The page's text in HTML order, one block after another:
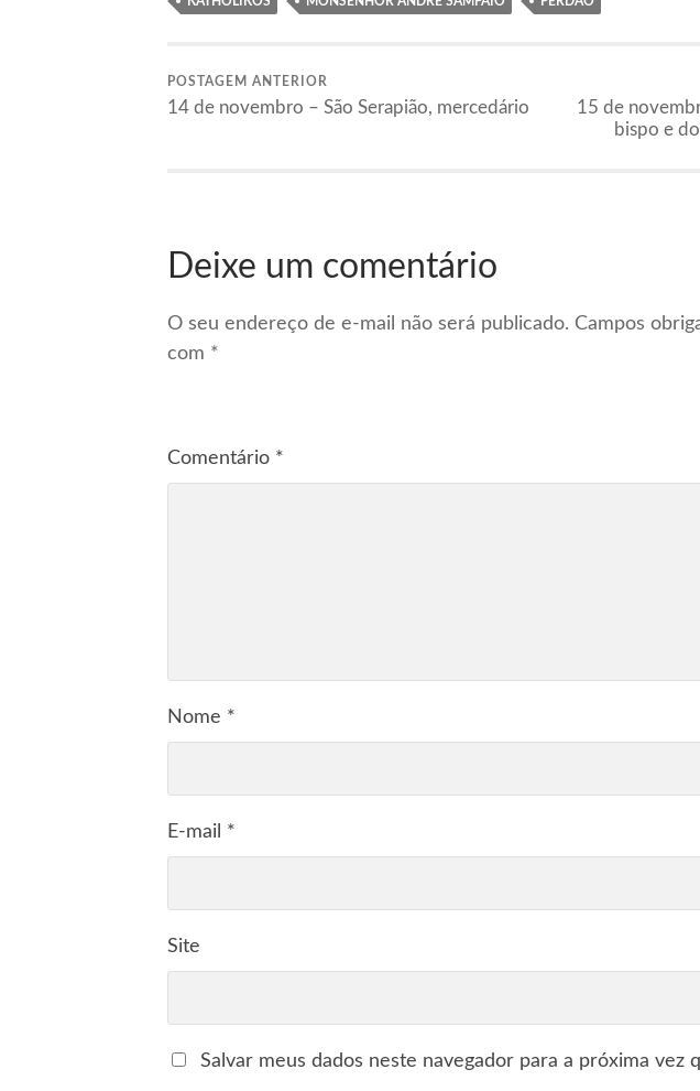
POSTAGEM ANTERIOR
14 de novembro – São Serapião, mercedário
15 de
bispo e
Deixe um comentário
O seu endereço de e-mail não será publicado. Campos
com *
Comentário *
Nome *
E-mail *
Site
Salvar meus dados neste navegador para a próxima vez